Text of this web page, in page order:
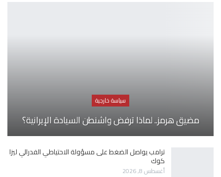
سياسة خارجية
مضيق هرمز.. لماذا ترفض واشنطن السيادة الإيرانية؟
ترامب يواصل الضغط على مسؤولة الاحتياطي الفدرالي ليزا
كوك
أغسطس 8, 2026